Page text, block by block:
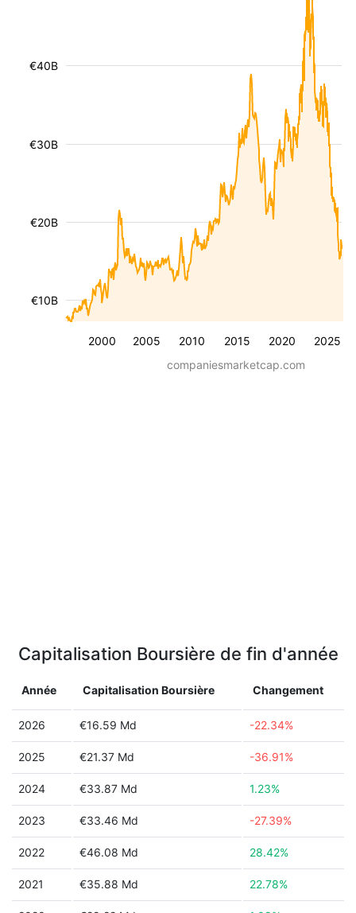
2000 2005 2010 2015 2020 2025
€10B
€20B
€30B
€40B
companiesmarketcap.com
Capitalisation Boursière de fin d'année
Année Capitalisation Boursière Changement
2026 €16.59 Md -22.34%
2025 €21.37 Md -36.91%
2024 €33.87 Md 1.23%
2023 €33.46 Md -27.39%
2022 €46.08 Md 28.42%
2021 €35.88 Md 22.78%